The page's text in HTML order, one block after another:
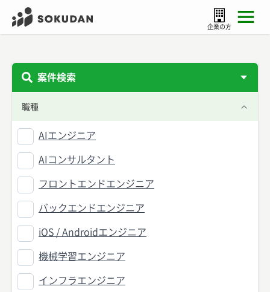
企業の方
案件検索
職種
AIエンジニア
AIコンサルタント
フロントエンドエンジニア
バックエンドエンジニア
iOS / Androidエンジニア
機械学習エンジニア
インフラエンジニア